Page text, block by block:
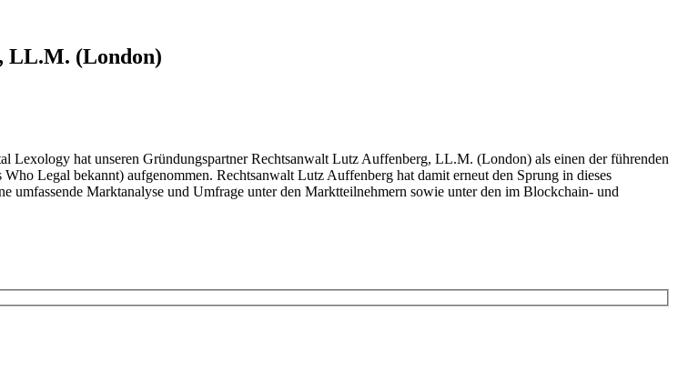
LL.M. (London)
hat unseren Gründungspartner Rechtsanwalt Lutz Auffenberg, LL.M. (London) als einen der führenden
Who Legal bekannt) aufgenommen. Rechtsanwalt Lutz Auffenberg hat damit erneut den Sprung in dieses
umfassende Marktanalyse und Umfrage unter den Marktteilnehmern sowie unter den im Blockchain- und